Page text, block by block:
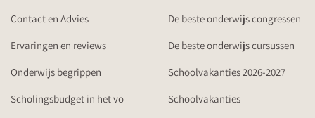
Contact en Advies
De beste onderwijs congressen
Ervaringen en reviews
De beste onderwijs cursussen
Onderwijs begrippen
Schoolvakanties 2026-2027
Scholingsbudget in het vo
Schoolvakanties